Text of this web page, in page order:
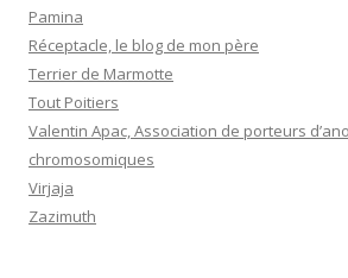
Pamina
Réceptacle, le blog de mon père
Terrier de Marmotte
Tout Poitiers
Valentin Apac, Association de porteurs
chromosomiques
Virjaja
Zazimuth